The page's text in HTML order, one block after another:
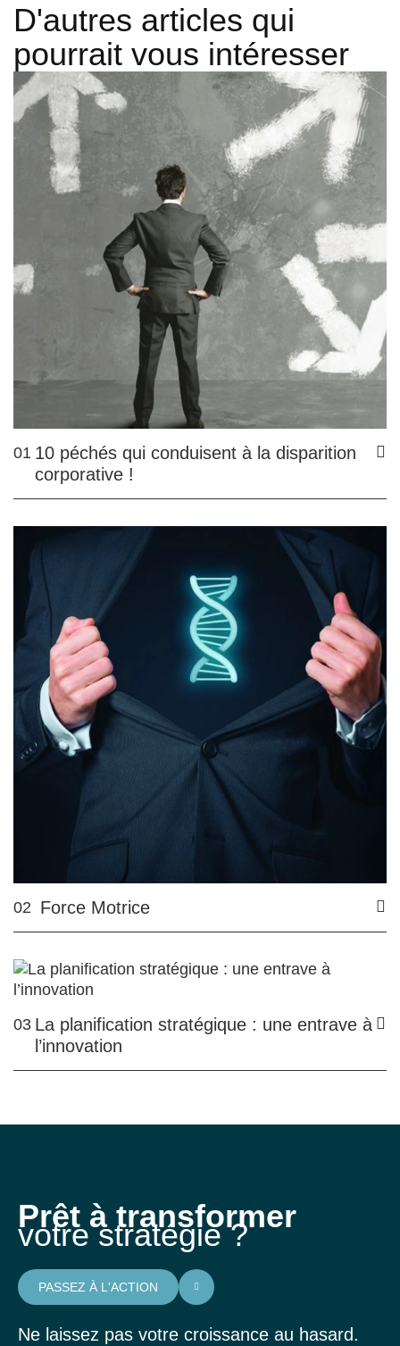
D'autres articles qui
pourrait vous intéresser
01 10 péchés qui conduisent à la disparition
corporative !
02 Force Motrice
03 La planification stratégique : une entrave à
l’innovation
Prêt à transformer
votre stratégie ?
PASSEZ À L'ACTION
Ne laissez pas votre croissance au hasard.